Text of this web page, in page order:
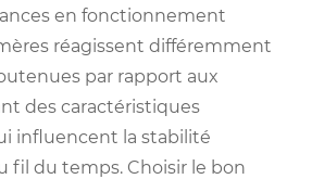
en fonctionnement
réagissent différemment
par rapport aux
des caractéristiques
influencent la stabilité
fil du temps. Choisir le bon